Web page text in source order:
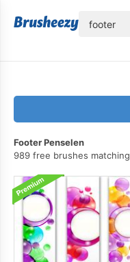
Footer Penselen
989 free brushes matching